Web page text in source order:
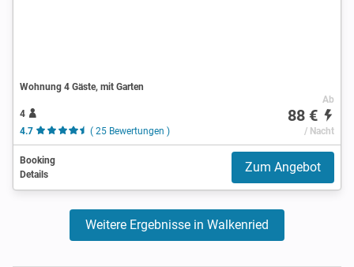
Wohnung 4 Gäste, mit Garten
4
4.7
( 25 Bewertungen )
Ab
88 €
/ Nacht
Booking
Details
Zum Angebot
Weitere Ergebnisse in Walkenried